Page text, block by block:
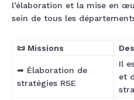
l’élaboration et la mise en
sein de tous les
📜 Missions
➡ Élaboration de
stratégies RSE
Il
et